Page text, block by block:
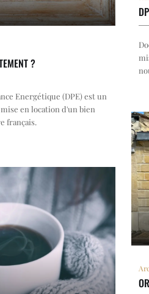
?
Energétique (DPE) est un
en location d'un bien
français.